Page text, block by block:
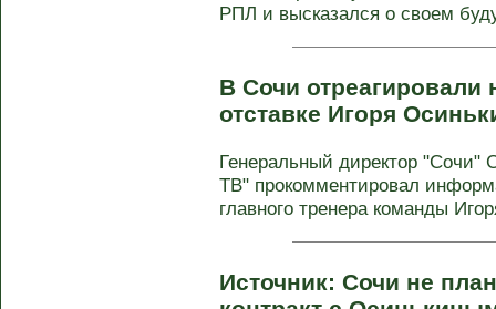
РПЛ и высказался о своем
В Сочи отреагировали
отставке Игоря
Генеральный директор "Сочи"
ТВ" прокомментировал
главного тренера команды
Источник: Сочи не